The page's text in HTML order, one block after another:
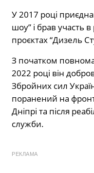
У 2017 році
шоу” і брав участь
проєктах “Дизель
З початком
2022 році він
Збройних сил
поранений на
Дніпрі та після
служби.
РЕКЛАМА